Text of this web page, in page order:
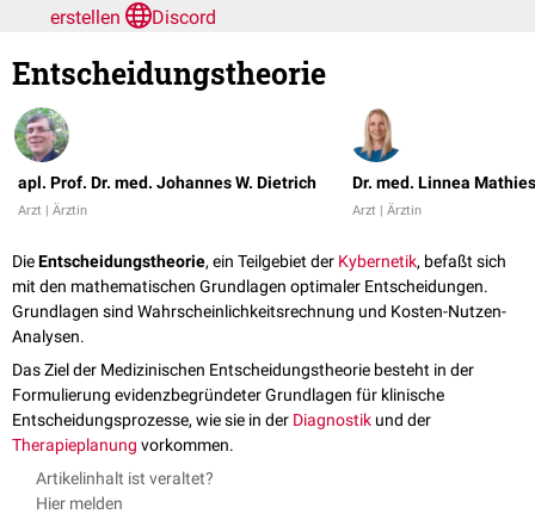
erstellen
Discord
Entscheidungstheorie
apl. Prof. Dr. med. Johannes W. Dietrich
Arzt | Ärztin
Dr. med. Linnea Mathies
Arzt | Ärztin
DieEntscheidungstheorie, ein Teilgebiet der Kybernetik, befaßt sich
mit den mathematischen Grundlagen optimaler Entscheidungen.
Grundlagen sind Wahrscheinlichkeitsrechnung und Kosten-Nutzen-
Analysen.
Das Ziel der Medizinischen Entscheidungstheorie besteht in der
Formulierung evidenzbegründeter Grundlagen für klinische
Entscheidungsprozesse, wie sie in der Diagnostik und der
Therapieplanung vorkommen.
Artikelinhalt ist veraltet?
Hier melden